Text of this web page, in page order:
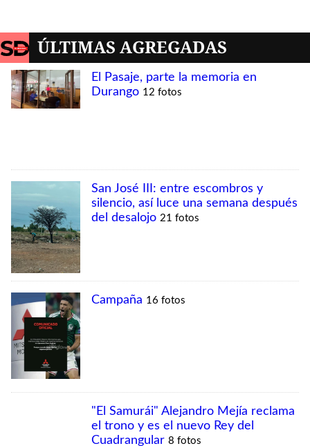
ÚLTIMAS AGREGADAS